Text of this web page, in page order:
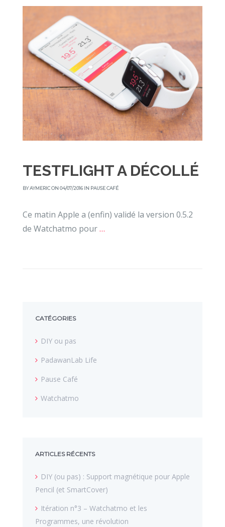
TESTFLIGHT A DÉCOLLÉ
BYAYMERICON 04/07/2016 IN PAUSE CAFÉ
Ce matin Apple a (enfin) validé la version 0.5.2
de Watchatmo pour…
CATÉGORIES
DIY ou pas
PadawanLab Life
Pause Café
Watchatmo
ARTICLES RÉCENTS
DIY (ou pas) : Support magnétique pour Apple
Pencil (et SmartCover)
Itération n°3 – Watchatmo et les
Programmes, une révolution